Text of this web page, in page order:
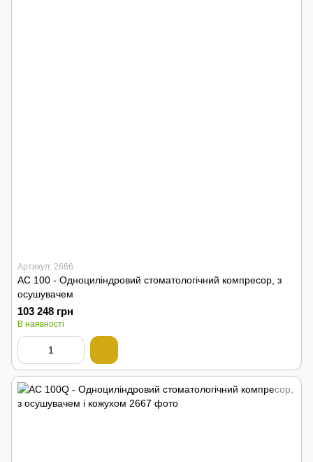
Артикул: 2666
AC 100 - Одноциліндровий cтоматологічний компресор, з
осушувачем
103 248 грн
В наявності